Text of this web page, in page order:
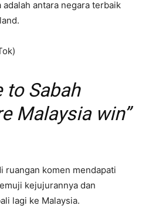
antara negara terbaik
to Sabah
Malaysia win”
ruangan komen mendapati
kejujurannya dan
lagi ke Malaysia.